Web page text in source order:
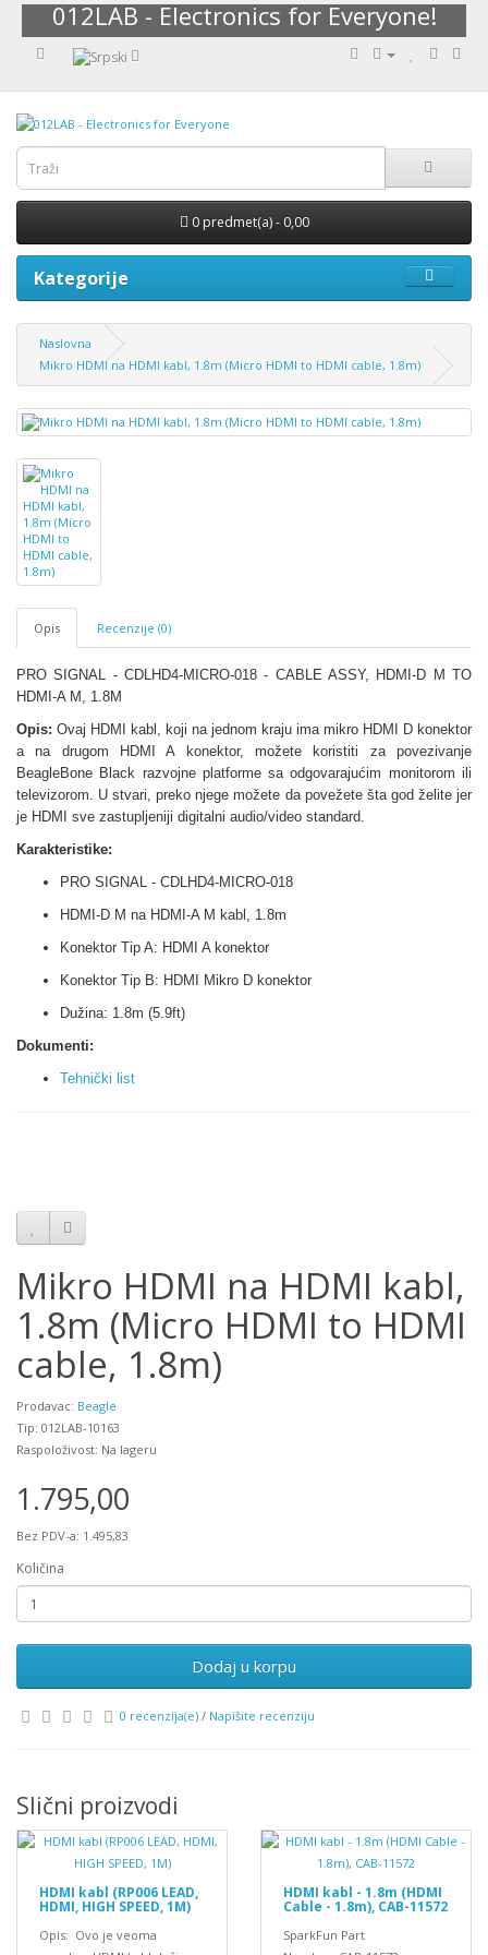
012LAB - Electronics for Everyone!
0 predmet(a) - 0,00
Kategorije
Naslovna
Mikro HDMI na HDMI kabl, 1.8m (Micro HDMI to HDMI cable, 1.8m)
Opis Recenzije (0)
PRO SIGNAL - CDLHD4-MICRO-018 - CABLE ASSY, HDMI-D M TO
HDMI-A M, 1.8M
Opis: Ovaj HDMI kabl, koji na jednom kraju ima mikro HDMI D konektor
a na drugom HDMI A konektor, možete koristiti za povezivanje
BeagleBone Black razvojne platforme sa odgovarajućim monitorom ili
televizorom. U stvari, preko njege možete da povežete šta god želite jer
je HDMI sve zastupljeniji digitalni audio/video standard.
Karakteristike:
PRO SIGNAL - CDLHD4-MICRO-018
HDMI-D M na HDMI-A M kabl, 1.8m
Konektor Tip A: HDMI A konektor
Konektor Tip B: HDMI Mikro D konektor
Dužina: 1.8m (5.9ft)
Dokumenti:
Tehnički list
Mikro HDMI na HDMI kabl,
1.8m (Micro HDMI to HDMI
cable, 1.8m)
Prodavac: Beagle
Tip: 012LAB-10163
Raspoloživost: Na lageru
1.795,00
Bez PDV-a: 1.495,83
Količina
Dodaj u korpu
0 recenzija(e) / Napišite recenziju
Slični proizvodi
HDMI kabl (RP006 LEAD,
HDMI, HIGH SPEED, 1M)
Opis: Ovo je veoma
HDMI kabl - 1.8m (HDMI
Cable - 1.8m), CAB-11572
SparkFun Part